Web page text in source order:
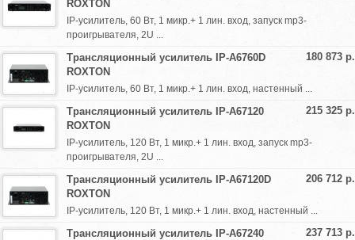
ROXTON
IP-усилитель, 60 Вт, 1 микр.+ 1 лин. вход, запуск mp3-
проигрывателя, 2U ...
180 873 р.
Трансляционный усилитель IP-A6760D
ROXTON
IP-усилитель, 60 Вт, 1 микр.+ 1 лин. вход, настенный ...
215 325 р.
Трансляционный усилитель IP-A67120
ROXTON
IP-усилитель, 120 Вт, 1 микр.+ 1 лин. вход, запуск mp3-
проигрывателя, 2U ...
206 712 р.
Трансляционный усилитель IP-A67120D
ROXTON
IP-усилитель, 120 Вт, 1 микр.+ 1 лин. вход, настенный ...
237 713 р.
Трансляционный усилитель IP-A67240